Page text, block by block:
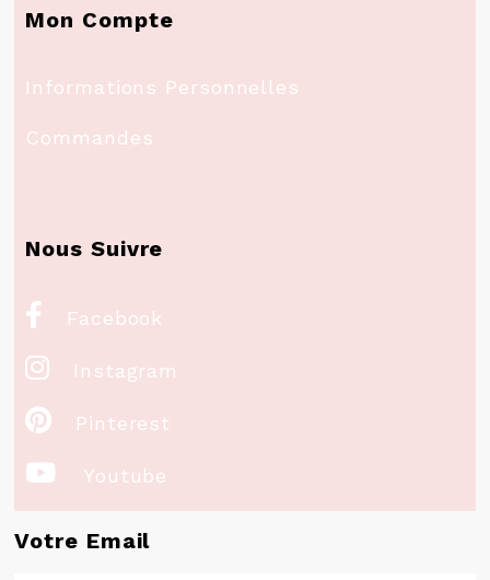
Mon Compte
Informations Personnelles
Commandes
Nous Suivre
 Facebook
 Instagram
 Pinterest
 Youtube
Votre Email